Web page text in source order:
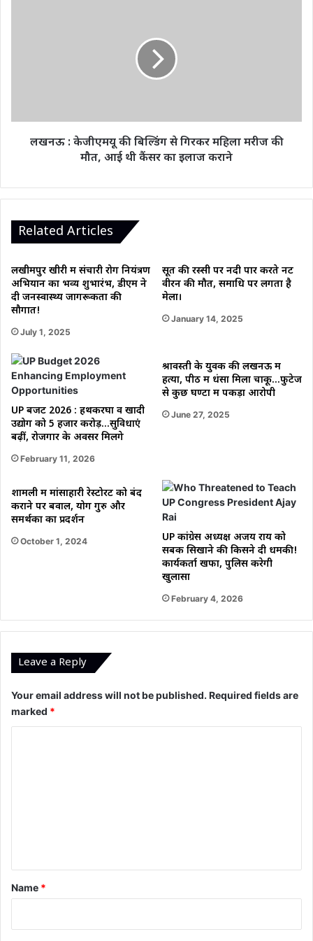
मरीज
इलाज
कराने
लखनऊ : केजीएमयू की बिल्डिंग से गिरकर महिला मरीज की
मौत, आई थी कैंसर का इलाज कराने
Related Articles
लखीमपुर खीरी में संचारी रोग नियंत्रण
अभियान का भव्य शुभारंभ, डीएम ने
दी जनस्वास्थ्य जागरूकता की
सौगात!
July 1, 2025
सूत की रस्सी पर नदी पार करते नट
वीरन की मौत, समाधि पर लगता है
मेला।
January 14, 2025
UP बजट 2026 : हथकरघा व खादी
उद्योग को 5 हजार करोड़…सुविधाएं
बढ़ीं, रोजगार के अवसर मिलेंगे
February 11, 2026
श्रावस्ती के युवक की लखनऊ में
हत्या, पीठ में धंसा मिला चाकू…फुटेज
से कुछ घण्टों में पकड़ा आरोपी
June 27, 2025
शामली में मांसाहारी रेस्टोरेंट को बंद
कराने पर बवाल, योग गुरु और
समर्थकों का प्रदर्शन
October 1, 2024
UP कांग्रेस अध्यक्ष अजय राय को
सबक सिखाने की किसने दी धमकी!
कार्यकर्ता खफा, पुलिस करेगी
खुलासा
February 4, 2026
Leave a Reply
Your email address will not be published. Required fields are
marked *
*
Name *